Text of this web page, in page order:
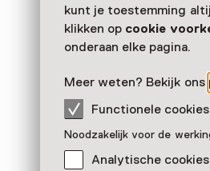
kunt je toestemming
klikken op cookie
onderaan elke pagina.
Meer weten? Bekijk ons
Functionele cookies
Noodzakelijk voor de
Analytische cookies
Verder lezen